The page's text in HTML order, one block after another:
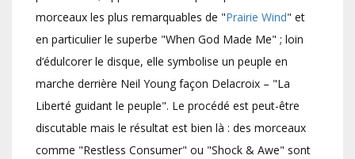
morceaux les plus remarquables de "Prairie Wind" et
en particulier le superbe "When God Made Me" ; loin
d’édulcorer le disque, elle symbolise un peuple en
marche derrière Neil Young façon Delacroix – "La
Liberté guidant le peuple". Le procédé est peut-être
discutable mais le résultat est bien là : des morceaux
comme "Restless Consumer" ou "Shock & Awe" sont